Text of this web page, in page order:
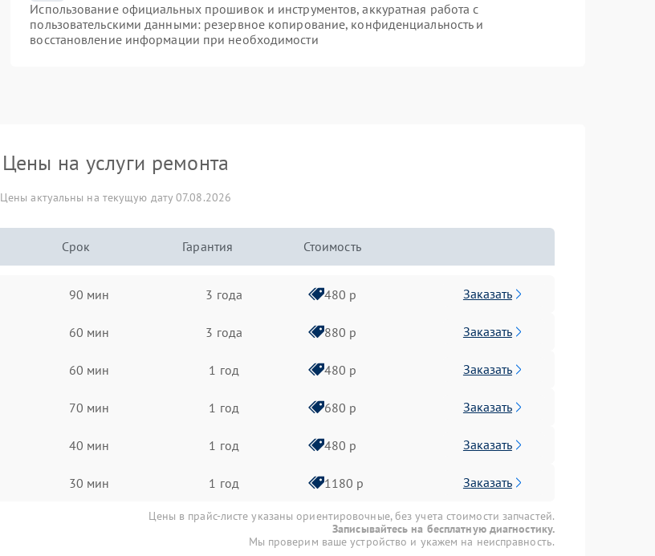
Использование официальных прошивок и инструментов, аккуратная работа с
пользовательскими данными: резервное копирование, конфиденциальность и
восстановление информации при необходимости
Цены на услуги ремонта
Цены актуальны на текущую дату 07.08.2026
Срок Гарантия Стоимость
90 мин 3 года 480 р Заказать
60 мин 3 года 880 р Заказать
60 мин 1 год 480 р Заказать
70 мин 1 год 680 р Заказать
40 мин 1 год 480 р Заказать
30 мин 1 год 1180 р Заказать
Цены в прайс-листе указаны ориентировочные, без учета стоимости запчастей.
Записывайтесь на бесплатную диагностику.
Мы проверим ваше устройство и укажем на неисправность.